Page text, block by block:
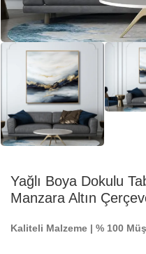
Yağlı Boya Dokulu
Manzara Altın
Kaliteli Malzeme | % 100